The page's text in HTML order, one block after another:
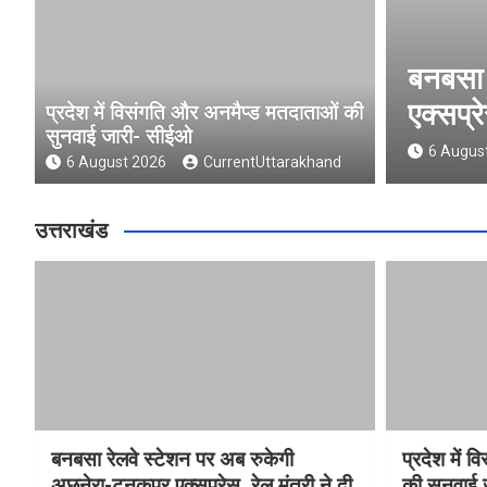
प्रदेश में विसंगति और अनमैप्ड मतदाताओं की
सुनवाई जारी- सीईओ
6 August 2026 CurrentUttarakhand
स्टेशन पर अब रुकेगी अछनेरा-टनकपुर
मंत्री ने दी स्वीकृति
CurrentUttarakhand
उत्तराखंड
बनबसा रेलवे स्टेशन पर अब रुकेगी
प्रदेश में